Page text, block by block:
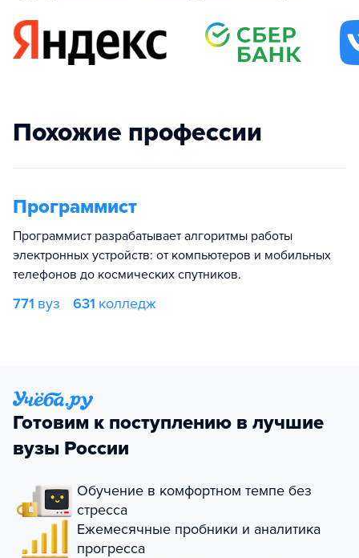
Похожие профессии
Программист
Программист разрабатывает алгоритмы работы
электронных устройств: от компьютеров и мобильных
телефонов до космических спутников.
771 вуз 631 колледж
Готовим к поступлению в лучшие
вузы России
Обучение в комфортном темпе без
стресса
Ежемесячные пробники и аналитика
прогресса